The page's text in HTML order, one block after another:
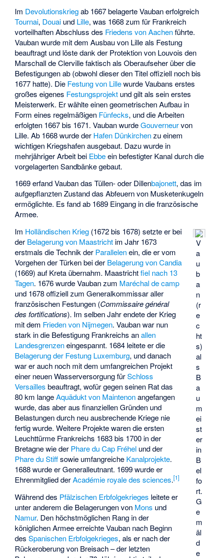
Im Devolutionskriegab 1667 belagerte Vauban erfolgreich
Tournai, Douai und Lille, was 1668 zum für Frankreich
vorteilhaften Abschluss des Friedens von Aachenführte.
Vauban wurde mit dem Ausbau von Lille als Festung
beauftragt und löste dank der Protektion von Louvois den
Marschall de Clerville faktisch als Oberaufseher über die
Befestigungen ab (obwohl dieser den Titel offiziell noch bis
1677 hatte). Die Festung von Lillewurde Vaubans erstes
großes eigenes Festungsprojekt und gilt als sein erstes
Meisterwerk. Er wählte einen geometrischen Aufbau in
Form eines regelmäßigen Fünfecks, und die Arbeiten
erfolgten 1667 bis 1671. Vauban wurdeGouverneurvon
Lille. Ab 1668 wurde der Hafen Dünkirchenzu einem
wichtigen Kriegshafen ausgebaut. Dazu wurde in
mehrjähriger Arbeit bei Ebbeein befestigter Kanal durch die
vorgelagerten Sandbänke gebaut.
1669 erfand Vauban das Tüllen- oder Dillenbajonett, das im
aufgepflanzten Zustand das Abfeuern von Musketenkugeln
ermöglichte. Es fand ab 1689 Eingang in die französische
Armee.
V
a
u
b
a
n
(r
e
c
ht
s)
al
s
B
a
u
m
ei
st
er
in
B
el
fo
rt.
G
e
m
äl
d
e
Im Holländischen Krieg (1672 bis 1678) setzte er bei
der Belagerung von Maastricht im Jahr 1673
erstmals die Technik der Parallelenein, die er vom
Vorgehen der Türken bei der Belagerung von Candia
(1669) auf Kreta übernahm. Maastrichtfiel nach 13
Tagen. 1676 wurde Vauban zum Maréchal de camp
und 1678 offiziell zum Generalkommissar aller
französischen Festungen (Commissaire général
des fortifications). Im selben Jahr endete der Krieg
mit dem Frieden von Nijmegen. Vauban war nun
stark in die Befestigung Frankreichs anallen
Landesgrenzeneingespannt. 1684 leitete er die
Belagerung der Festung Luxemburg, und danach
war er auch noch mit dem umfangreichen Projekt
einer neuen Wasserversorgung fürSchloss
Versailles beauftragt, wofür gegen seinen Rat das
80 km langeAquädukt von Maintenonangefangen
wurde, das aber aus finanziellen Gründen und
Belastungen durch neu ausbrechende Kriege nie
fertig wurde. Weitere Projekte waren die ersten
Leuchttürme Frankreichs 1683 bis 1700 in der
Bretagne wie der Phare du Cap Fréhel und der
Phare du Stiffsowie umfangreiche Kanalprojekte.
1688 wurde er Generalleutnant. 1699 wurde er
Ehrenmitglied derAcadémie royale des sciences.[1]
Während des Pfälzischen Erbfolgekrieges leitete er
unter anderem die Belagerungen von Mons und
Namur. Den höchstmöglichen Rang in der
königlichen Armee erreichte Vauban nach Beginn
desSpanischen Erbfolgekrieges, als er nach der
Rückeroberung von Breisach – der letzten